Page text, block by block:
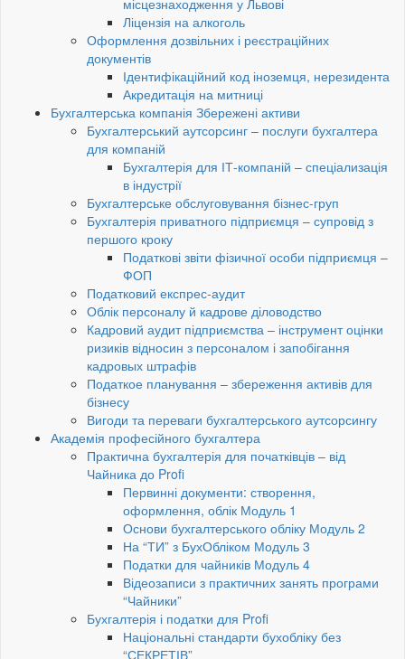
місцезнаходження у Львові
Ліцензія на алкоголь
Оформлення дозвільних і реєстраційних
документів
Ідентифікаційний код іноземця, нерезидента
Акредитація на митниці
Бухгалтерська компанія Збережені активи
Бухгалтерський аутсорсинг – послуги бухгалтера
для компаній
Бухгалтерія для ІТ-компаній – спеціализація
в індустрії
Бухгалтерське обслуговування бізнес-груп
Бухгалтерія приватного підприємця – супровід з
першого кроку
Податкові звіти фізичної особи підприємця –
ФОП
Податковий експрес-аудит
Облік персоналу й кадрове діловодство
Кадровий аудит підприємства – інструмент оцінки
ризиків відносин з персоналом і запобігання
кадровых штрафів
Податкое планування – збереження активів для
бізнесу
Вигоди та переваги бухгалтерського аутсорсингу
Академія професійного бухгалтера
Практична бухгалтерія для початківців – від
Чайника до Profi
Первинні документи: створення,
оформлення, облік Модуль 1
Основи бухгалтерського обліку Модуль 2
На “ТИ” з БухОбліком Модуль 3
Податки для чайників Модуль 4
Відеозаписи з практичних занять програми
“Чайники”
Бухгалтерія і податки для Profi
Національні стандарти бухобліку без
“СЕКРЕТІВ”